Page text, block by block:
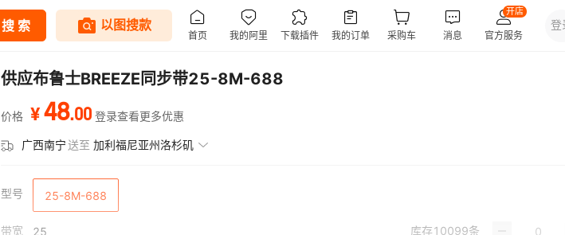
供应布鲁士BREEZE同步带25-8M-688
价格 ¥48.00 登录查看更多优惠
广西南宁送至 加利福尼亚州洛杉矶
型号 25-8M-688
带宽 25 库存10099条